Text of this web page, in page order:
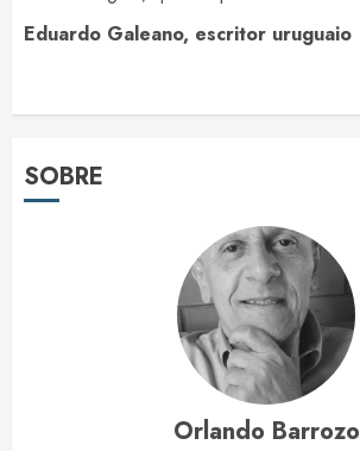
Eduardo Galeano, escritor uruguaio
SOBRE
Orlando Barrozo